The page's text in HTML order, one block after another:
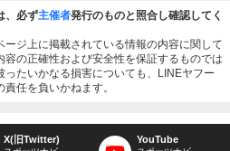
、必ず主催者発行のものと照合し確認してく
ジ上に掲載されている情報の内容に関して
の正確性および安全性を保証するものでは
たいかなる損害についても、LINEヤフー
任を負いかねます。
X(旧Twitter) YouTube